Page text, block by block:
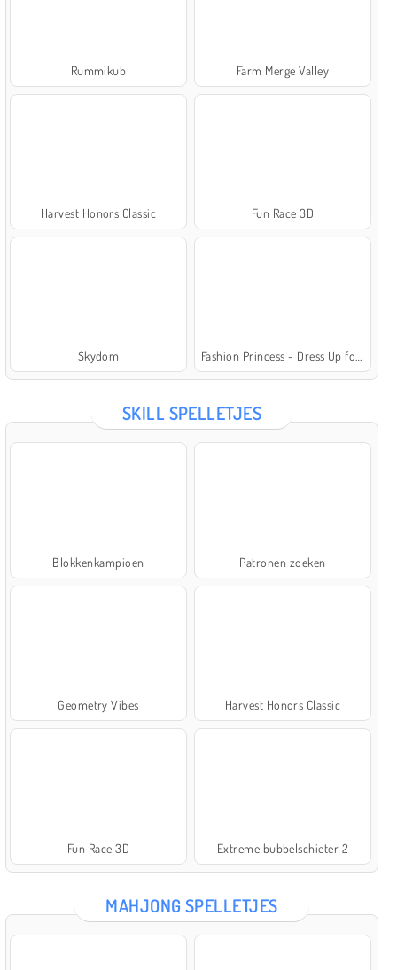
Rummikub Farm Merge Valley
Harvest Honors Classic Fun Race 3D
Skydom Fashion Princess - Dress Up for Girls
SKILL SPELLETJES
Blokkenkampioen Patronen zoeken
Geometry Vibes Harvest Honors Classic
Fun Race 3D Extreme bubbelschieter 2
MAHJONG SPELLETJES